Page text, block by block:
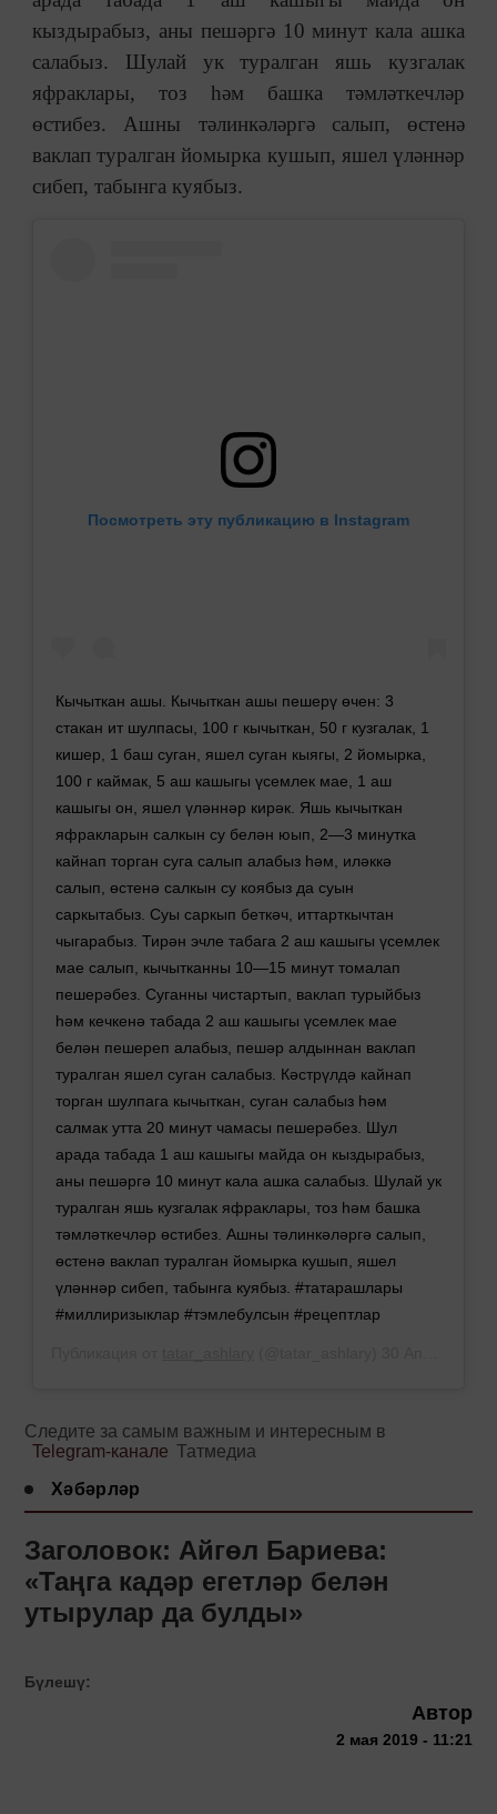
кыздырабыз, аны пешәргә 10 минут кала ашка
салабыз. Шулай ук туралган яшь кузгалак
яфраклары, тоз һәм башка тәмләткечләр
өстибез. Ашны тәлинкәләргә салып, өстенә
ваклап туралган йомырка кушып, яшел үләннәр
сибеп, табынга куябыз.
Посмотреть эту публикацию в Instagram
Кычыткан ашы. Кычыткан ашы пешерү өчен: 3
стакан ит шулпасы, 100 г кычыткан, 50 г кузгалак, 1
кишер, 1 баш суган, яшел суган кыягы, 2 йомырка,
100 г каймак, 5 аш кашыгы үсемлек мае, 1 аш
кашыгы он, яшел үләннәр кирәк. Яшь кычыткан
яфракларын салкын су белән юып, 2—3 минутка
кайнап торган суга салып алабыз һәм, иләккә
салып, өстенә салкын су коябыз да суын
саркытабыз. Суы саркып беткәч, иттарткычтан
чыгарабыз. Тирән эчле табага 2 аш кашыгы үсемлек
мае салып, кычытканны 10—15 минут томалап
пешерәбез. Суганны чистартып, ваклап турыйбыз
һәм кечкенә табада 2 аш кашыгы үсемлек мае
белән пешереп алабыз, пешәр алдыннан ваклап
туралган яшел суган салабыз. Кәстрүлдә кайнап
торган шулпага кычыткан, суган салабыз һәм
салмак утта 20 минут чамасы пешерәбез. Шул
арада табада 1 аш кашыгы майда он кыздырабыз,
аны пешәргә 10 минут кала ашка салабыз. Шулай ук
туралган яшь кузгалак яфраклары, тоз һәм башка
тәмләткечләр өстибез. Ашны тәлинкәләргә салып,
өстенә ваклап туралган йомырка кушып, яшел
үләннәр сибеп, табынга куябыз. #татарашлары
#миллиризыклар #тэмлебулсын #рецептлар
Следите за самым важным и интересным в
Telegram-канале Татмедиа
Хәбәрләр
Заголовок: Айгөл Бариева:
«Таңга кадәр егетләр белән
утырулар да булды»
Бүлешү:
Автор
2 мая 2019 - 11:21